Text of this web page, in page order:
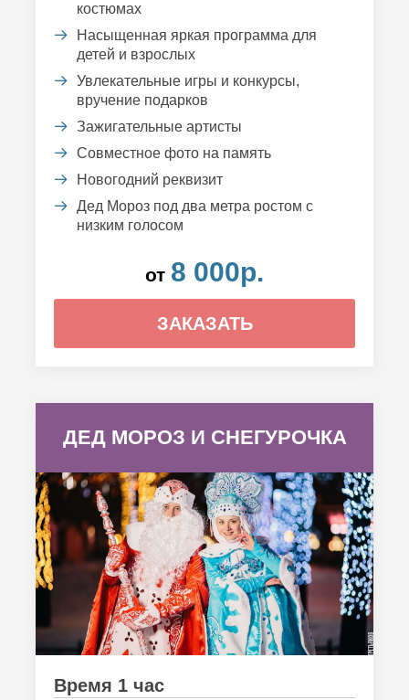
костюмах
Насыщенная яркая программа для
детей и взрослых
Увлекательные игры и конкурсы,
вручение подарков
Зажигательные артисты
Совместное фото на память
Новогодний реквизит
Дед Мороз под два метра ростом с
низким голосом
от 8 000р.
ЗАКАЗАТЬ
ДЕД МОРОЗ И СНЕГУРОЧКА
Время 1 час